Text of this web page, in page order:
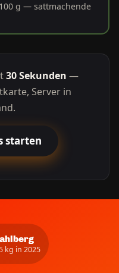
g — sattmachende
30 Sekunden —
Server in
starten
kg in 2025